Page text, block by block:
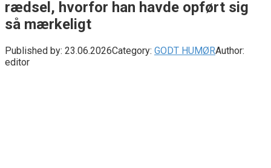
rædsel, hvorfor han havde opført sig
så mærkeligt
Published by: 23.06.2026Category: GODT HUMØRAuthor:
editor